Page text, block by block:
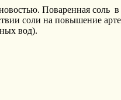
Поваренная соль
соли на повышение
вод).